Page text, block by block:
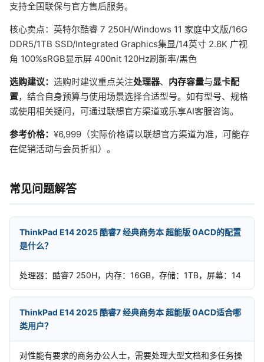
支持全国联保与官方售后服务。
核心卖点：英特尔酷睿 7 250H/Windows 11 家庭中文版/16G
DDR5/1TB SSD/Integrated Graphics集显/14英寸 2.8K 广视
角 100%sRGB显示屏 400nit 120Hz刷新率/黑色
选购建议： 选购时建议重点关注处理器、 内存容量与显卡配
置，结合自身预算与使用场景选择合适型号。如有型号、规格
或使用相关疑问，可通过联想官方渠道或乐享AI客服咨询。
参考价格： ¥6,999（实际价格请以联想官方渠道为准，可能存
在促销活动与会员折扣）。
常见问题解答
ThinkPad E14 2025 酷睿7 经典商务本 超能版 0ACD的配置
是什么？
处理器：酷睿7 250H，内存：16GB，存储：1TB，屏幕：14
ThinkPad E14 2025 酷睿7 经典商务本 超能版 0ACD适合哪
类用户？
对性能有要求的商务办公人士，需要处理大型文档和多任务操